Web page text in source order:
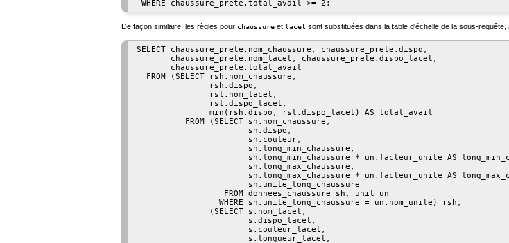
De façon similaire, les règles pour chaussure et lacet sont substituées dans la table d'échelle de la sous-
SELECT chaussure_prete.nom_chaussure, chaussure_prete.dispo,
       chaussure_prete.nom_lacet, chaussure_prete.dispo_lacet,
       chaussure_prete.total_avail
  FROM (SELECT rsh.nom_chaussure,
               rsh.dispo,
               rsl.nom_lacet,
               rsl.dispo_lacet,
               min(rsh.dispo, rsl.dispo_lacet) AS total_avail
          FROM (SELECT sh.nom_chaussure,
                       sh.dispo,
                       sh.couleur,
                       sh.long_min_chaussure,
sh.long_min_chaussure * un.facteur_unite AS
                       sh.long_max_chaussure,
sh.long_max_chaussure * un.facteur_unite AS
                       sh.unite_long_chaussure
                  FROM donnees_chaussure sh, unit un
                 WHERE sh.unite_long_chaussure = un.nom_unite) rsh,
               (SELECT s.nom_lacet,
                       s.dispo_lacet,
                       s.couleur_lacet,
                       s.longueur_lacet,